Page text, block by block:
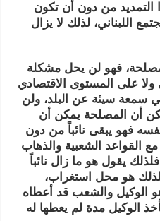
التمديد من دون أن تكون
اللبناني، لذلك لا يزال
مصلحة، فهو لن يحل مشكلة
ولا على المستوى الاقتصادي
سمعة سيئة عن البلد، ولن
أن المصلحة يمكن أن
فهو يبقى نائباً من دون
القواعد الشعبية والذهاب
فلذلك يقول هو ما زال نائباً
هو محل استغراب،
الوكيل والشعب قد أعطاه
الوكيل مدة لم يعطها له